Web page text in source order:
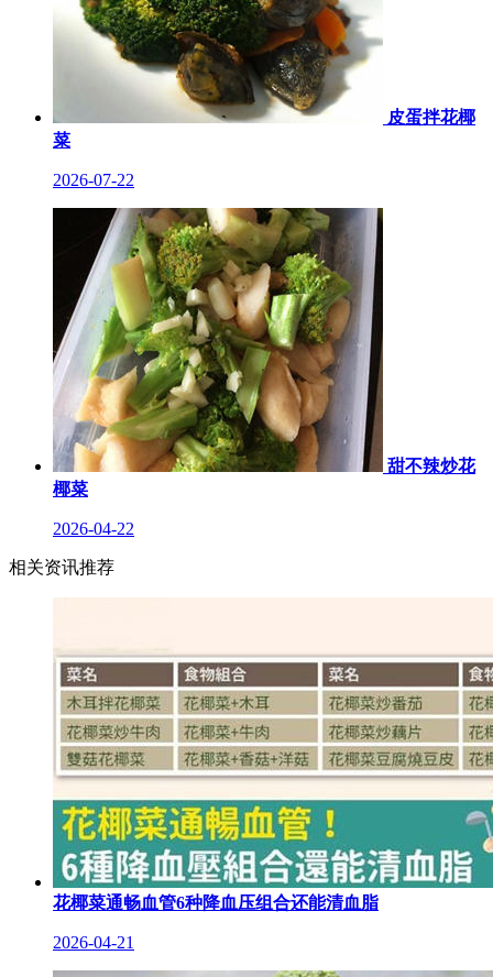
皮蛋拌花椰
菜
2026-07-22
甜不辣炒花
椰菜
2026-04-22
相关资讯推荐
花椰菜通畅血管6种降血压组合还能清血脂
2026-04-21